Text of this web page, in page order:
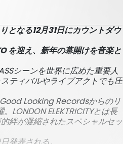
となる12月31日にカウントダウ
を迎え、新年の幕開けを音楽と
シーンを世界に広めた重要人
ティバルやライブアクトでも圧
Looking Recordsからのリ
LONDON ELEKTRICITYとは長
絆が凝縮されたスペシャルセッ